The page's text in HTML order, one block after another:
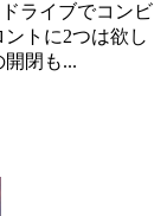
ライブでコンビ
トに2つは欲し
閉も...